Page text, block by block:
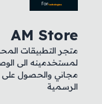
AM Store
متجر التطبيقات
لمستخدمينه الى
مجاني والحصول على
الرسمية